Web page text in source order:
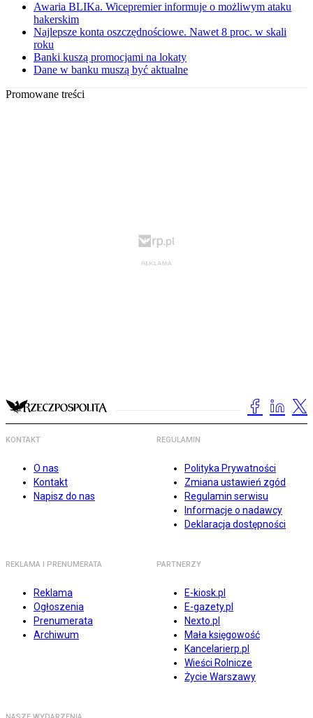
Awaria BLIKa. Wicepremier informuje o możliwym ataku
hakerskim
Najlepsze konta oszczędnościowe. Nawet 8 proc. w skali
roku
Banki kuszą promocjami na lokaty
Dane w banku muszą być aktualne
Promowane treści
KONTAKT
O nas
Kontakt
Napisz do nas
REGULAMIN
Polityka Prywatności
Zmiana ustawień zgód
Regulamin serwisu
Informacje o nadawcy
Deklaracja dostępności
REKLAMA I PRENUMERATA
Reklama
Ogłoszenia
Prenumerata
Archiwum
PARTNERZY
E-kiosk.pl
E-gazety.pl
Nexto.pl
Mała księgowość
Kancelarierp.pl
Wieści Rolnicze
Życie Warszawy